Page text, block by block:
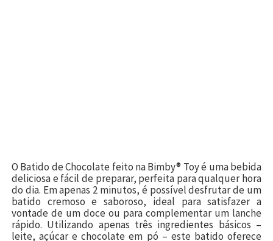
O Batido de Chocolate feito na Bimby® Toy é uma bebida
deliciosa e fácil de preparar, perfeita para qualquer hora
do dia. Em apenas 2 minutos, é possível desfrutar de um
batido cremoso e saboroso, ideal para satisfazer a
vontade de um doce ou para complementar um lanche
rápido. Utilizando apenas três ingredientes básicos –
leite, açúcar e chocolate em pó – este batido oferece